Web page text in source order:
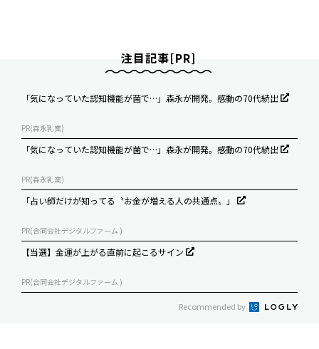
注目記事[PR]
「気になっていた認知機能が菌で…」森永が開発。感動の70代続出
PR(森永乳業)
「気になっていた認知機能が菌で…」森永が開発。感動の70代続出
PR(森永乳業)
「占い師だけが知ってる〝お金が増える人の共通点〟」
PR(合同会社デジタルファーム )
【当選】金運が上がる直前に起こるサイン
PR(合同会社デジタルファーム )
Recommended by